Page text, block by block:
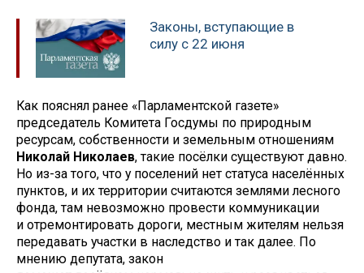
Законы, вступающие в
силу с 22 июня
Как пояснял ранее «Парламентской газете»
председатель Комитета Госдумы по природным
ресурсам, собственности и земельным отношениям
Николай Николаев, такие посёлки существуют давно.
Но из-за того, что у поселений нет статуса населённых
пунктов, и их территории считаются землями лесного
фонда, там невозможно провести коммуникации
и отремонтировать дороги, местным жителям нельзя
передавать участки в наследство и так далее. По
мнению депутата, закон